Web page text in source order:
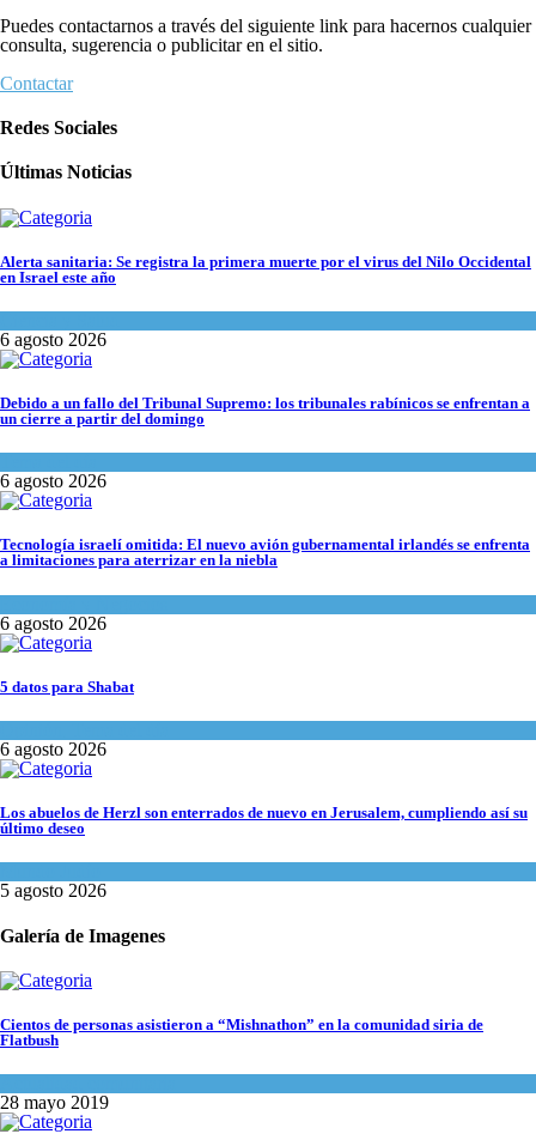
Puedes contactarnos a través del siguiente link para hacernos cualquier
consulta, sugerencia o publicitar en el sitio.
Contactar
Redes Sociales
Últimas Noticias
Alerta sanitaria: Se registra la primera muerte por el virus del Nilo Occidental
en Israel este año
6 agosto 2026
Debido a un fallo del Tribunal Supremo: los tribunales rabínicos se enfrentan a
un cierre a partir del domingo
6 agosto 2026
Tecnología israelí omitida: El nuevo avión gubernamental irlandés se enfrenta
a limitaciones para aterrizar en la niebla
6 agosto 2026
5 datos para Shabat
6 agosto 2026
Los abuelos de Herzl son enterrados de nuevo en Jerusalem, cumpliendo así su
último deseo
5 agosto 2026
Galería de Imagenes
Cientos de personas asistieron a “Mishnathon” en la comunidad siria de
Flatbush
28 mayo 2019